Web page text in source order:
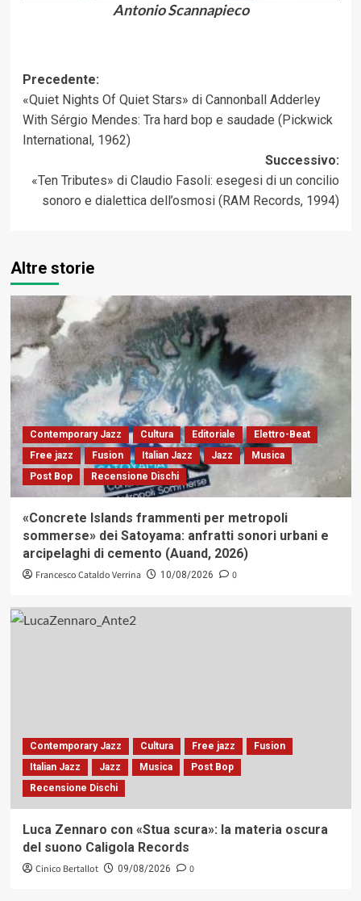
Antonio Scannapieco
Navigazione
articolo
Precedente:
«Quiet Nights Of Quiet Stars» di Cannonball Adderley
With Sérgio Mendes: Tra hard bop e saudade (Pickwick
International, 1962)
Successivo:
«Ten Tributes» di Claudio Fasoli: esegesi di un concilio
sonoro e dialettica dell’osmosi (RAM Records, 1994)
Altre storie
Contemporary Jazz Cultura Editoriale
Elettro-Beat
Free jazz
Fusion Italian Jazz Jazz
Musica
Post Bop
Recensione Dischi
«Concrete Islands frammenti per metropoli
sommerse» dei Satoyama: anfratti sonori urbani e
arcipelaghi di cemento (Auand, 2026)
Francesco Cataldo Verrina 10/08/2026 0
Contemporary Jazz Cultura Free jazz
Fusion
Italian Jazz
Jazz Musica
Post Bop
Recensione Dischi
Luca Zennaro con «Stua scura»: la materia oscura
del suono Caligola Records
Cinico Bertallot 09/08/2026 0